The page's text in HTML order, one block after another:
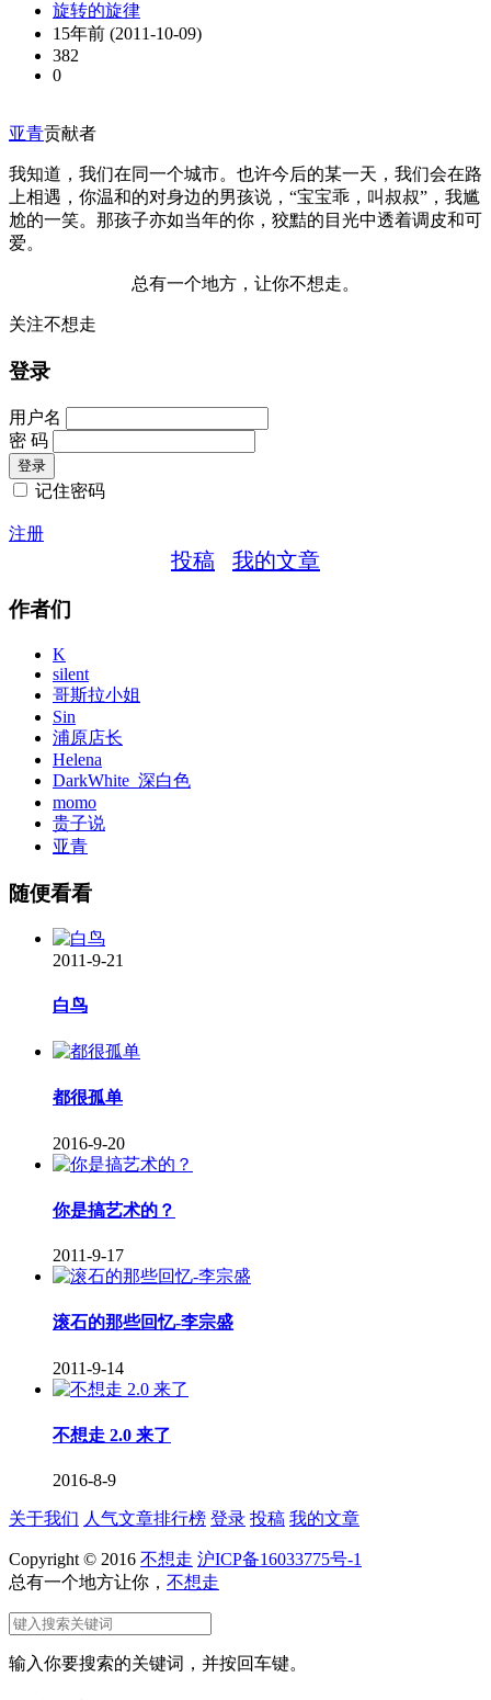
旋转的旋律
15年前 (2011-10-09)
382
0
亚青贡献者
我知道，我们在同一个城市。也许今后的某一天，我们会在路
上相遇，你温和的对身边的男孩说，“宝宝乖，叫叔叔”，我尴
尬的一笑。那孩子亦如当年的你，狡黠的目光中透着调皮和可
爱。
总有一个地方，让你不想走。
关注不想走
登录
用户名
密 码
记住密码
注册
投稿 我的文章
作者们
K
silent
哥斯拉小姐
Sin
浦原店长
Helena
DarkWhite_深白色
momo
贵子说
亚青
随便看看
2011-9-21
白鸟
都很孤单
2016-9-20
你是搞艺术的？
2011-9-17
滚石的那些回忆-李宗盛
2011-9-14
不想走 2.0 来了
2016-8-9
关于我们 人气文章排行榜 登录 投稿 我的文章
Copyright © 2016 不想走 沪ICP备16033775号-1
总有一个地方让你， 不想走
输入你要搜索的关键词，并按回车键。